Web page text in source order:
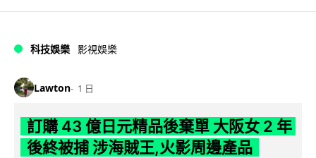
科技娛樂 影視娛樂
Lawton 1 日
訂購 43 億日元精品後棄單 大阪女 2 年
後終被捕 涉海賊王,火影周邊產品